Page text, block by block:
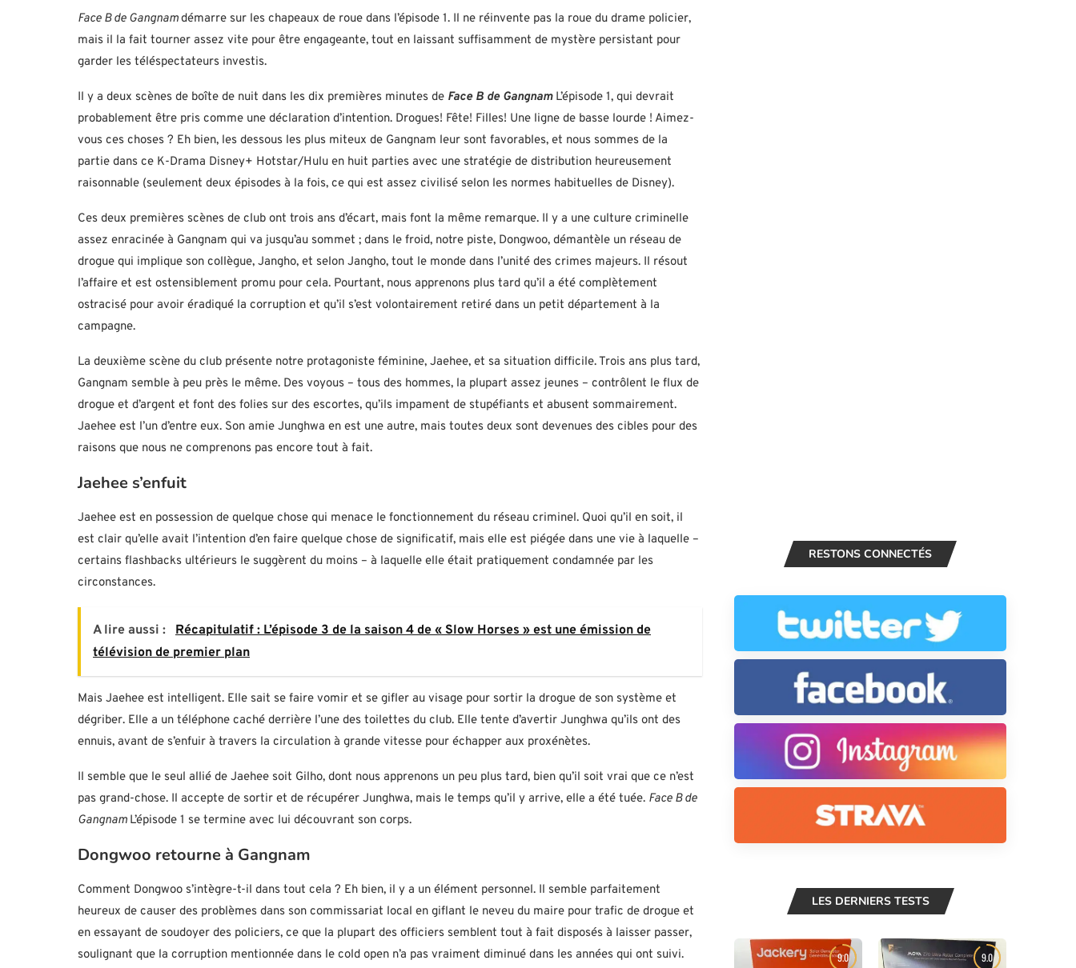
Face B de Gangnamdémarre sur les chapeaux de roue dans l’épisode 1. Il ne réinvente pas la roue du drame policier,
mais il la fait tourner assez vite pour être engageante, tout en laissant suffisamment de mystère persistant pour
garder les téléspectateurs investis.
Il y a deux scènes de boîte de nuit dans les dix premières minutes de Face B de GangnamL’épisode 1, qui devrait
probablement être pris comme une déclaration d’intention. Drogues! Fête! Filles! Une ligne de basse lourde ! Aimez-
vous ces choses ? Eh bien, les dessous les plus miteux de Gangnam leur sont favorables, et nous sommes de la
partie dans ce K-Drama Disney+ Hotstar/Hulu en huit parties avec une stratégie de distribution heureusement
raisonnable (seulement deux épisodes à la fois, ce qui est assez civilisé selon les normes habituelles de Disney).
Ces deux premières scènes de club ont trois ans d’écart, mais font la même remarque. Il y a une culture criminelle
assez enracinée à Gangnam qui va jusqu’au sommet ; dans le froid, notre piste, Dongwoo, démantèle un réseau de
drogue qui implique son collègue, Jangho, et selon Jangho, tout le monde dans l’unité des crimes majeurs. Il résout
l’affaire et est ostensiblement promu pour cela. Pourtant, nous apprenons plus tard qu’il a été complètement
ostracisé pour avoir éradiqué la corruption et qu’il s’est volontairement retiré dans un petit département à la
campagne.
La deuxième scène du club présente notre protagoniste féminine, Jaehee, et sa situation difficile. Trois ans plus tard,
Gangnam semble à peu près le même. Des voyous – tous des hommes, la plupart assez jeunes – contrôlent le flux de
drogue et d’argent et font des folies sur des escortes, qu’ils impament de stupéfiants et abusent sommairement.
Jaehee est l’un d’entre eux. Son amie Junghwa en est une autre, mais toutes deux sont devenues des cibles pour des
raisons que nous ne comprenons pas encore tout à fait.
Jaehee s’enfuit
Jaehee est en possession de quelque chose qui menace le fonctionnement du réseau criminel. Quoi qu’il en soit, il
est clair qu’elle avait l’intention d’en faire quelque chose de significatif, mais elle est piégée dans une vie à laquelle –
certains flashbacks ultérieurs le suggèrent du moins – à laquelle elle était pratiquement condamnée par les
circonstances.
A lire aussi : Récapitulatif : L’épisode 3 de la saison 4 de « Slow Horses » est une émission de
télévision de premier plan
Mais Jaehee est intelligent. Elle sait se faire vomir et se gifler au visage pour sortir la drogue de son système et
dégriber. Elle a un téléphone caché derrière l’une des toilettes du club. Elle tente d’avertir Junghwa qu’ils ont des
ennuis, avant de s’enfuir à travers la circulation à grande vitesse pour échapper aux proxénètes.
Il semble que le seul allié de Jaehee soit Gilho, dont nous apprenons un peu plus tard, bien qu’il soit vrai que ce n’est
pas grand-chose. Il accepte de sortir et de récupérer Junghwa, mais le temps qu’il y arrive, elle a été tuée. Face B de
Gangnam L’épisode 1 se termine avec lui découvrant son corps.
Dongwoo retourne à Gangnam
Comment Dongwoo s’intègre-t-il dans tout cela ? Eh bien, il y a un élément personnel. Il semble parfaitement
heureux de causer des problèmes dans son commissariat local en giflant le neveu du maire pour trafic de drogue et
en essayant de soudoyer des policiers, ce que la plupart des officiers semblent tout à fait disposés à laisser passer,
soulignant que la corruption mentionnée dans le cold open n’a pas vraiment diminué dans les années qui ont suivi.
RESTONS CONNECTÉS
LES DERNIERS TESTS
9.0 9.0